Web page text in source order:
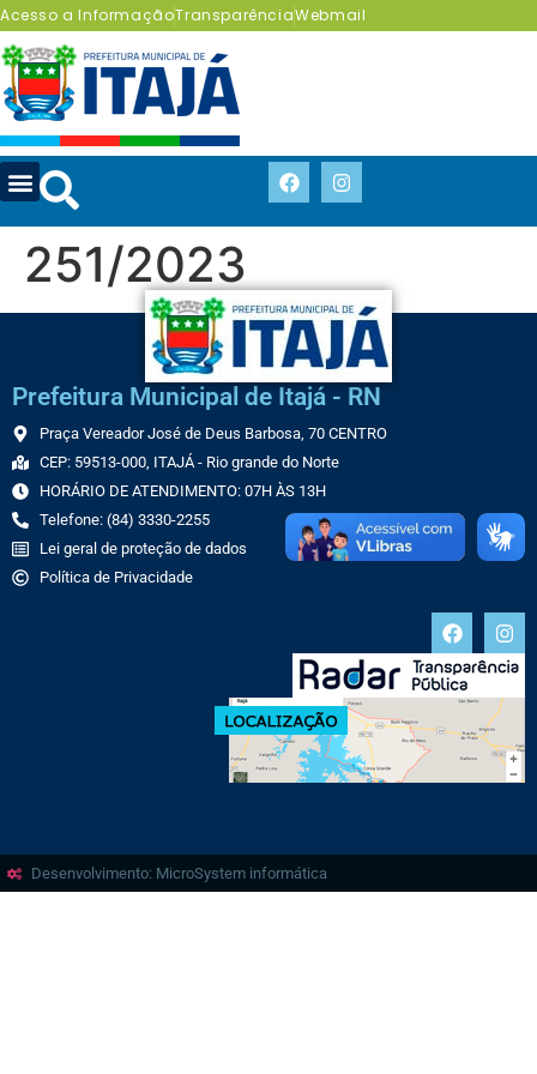
Acesso a InformaçãoTransparênciaWebmail
251/2023
Prefeitura Municipal de Itajá - RN
Praça Vereador José de Deus Barbosa, 70 CENTRO
CEP: 59513-000, ITAJÁ - Rio grande do Norte
HORÁRIO DE ATENDIMENTO: 07H ÀS 13H
Telefone: (84) 3330-2255
Lei geral de proteção de dados
Política de Privacidade
Desenvolvimento: MicroSystem informática